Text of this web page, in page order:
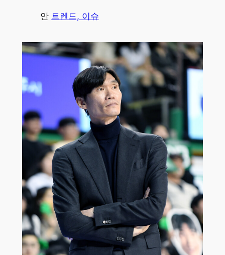
안 트렌드, 이슈